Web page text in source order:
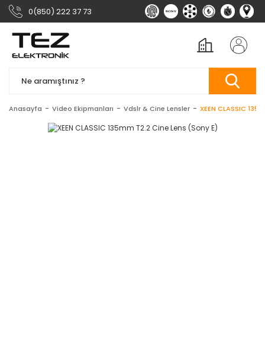
0(850) 222 37 73
Anasayfa Video Ekipmanları Vdslr & Cine Lensler XEEN CLASSIC